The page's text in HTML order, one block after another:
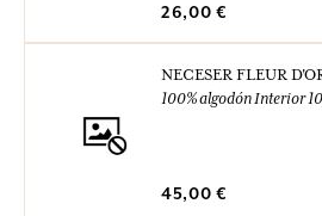
26,00 €
NECESER FLEUR
100% algodón Interior
45,00 €